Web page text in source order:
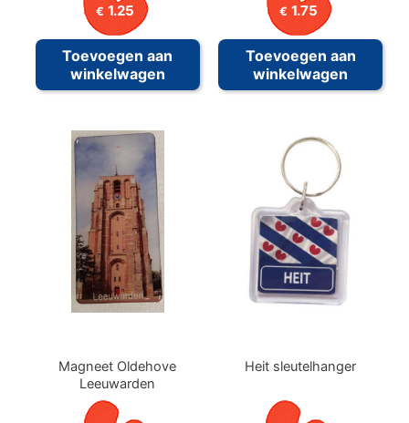
€ 1.25
Toevoegen aan
winkelwagen
€ 1.75
Toevoegen aan
winkelwagen
Magneet Oldehove
Leeuwarden
Heit sleutelhanger